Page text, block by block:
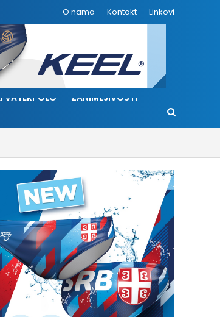
O nama Kontakt Linkovi
VATERPOLO ZANIMLJIVOSTI